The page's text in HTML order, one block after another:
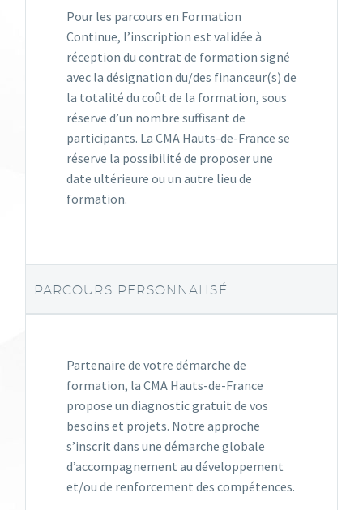
Pour les parcours en Formation
Continue, l’inscription est validée à
réception du contrat de formation signé
avec la désignation du/des financeur(s) de
la totalité du coût de la formation, sous
réserve d’un nombre suffisant de
participants. La CMA Hauts-de-France se
réserve la possibilité de proposer une
date ultérieure ou un autre lieu de
formation.
PARCOURS PERSONNALISÉ
Partenaire de votre démarche de
formation, la CMA Hauts-de-France
propose un diagnostic gratuit de vos
besoins et projets. Notre approche
s’inscrit dans une démarche globale
d’accompagnement au développement
et/ou de renforcement des compétences.